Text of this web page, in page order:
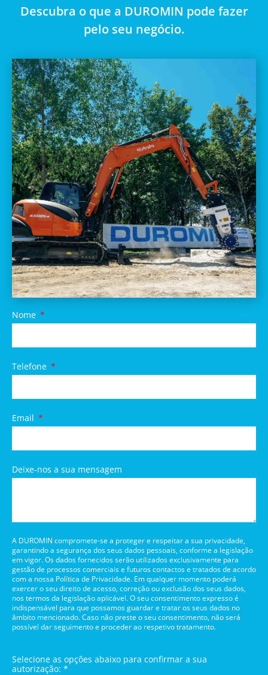
Descubra o que a DUROMIN pode fazer
pelo seu negócio.
Nome
Telefone
Email
Deixe-nos a sua mensagem
A DUROMIN compromete-se a proteger e respeitar a sua privacidade,
garantindo a segurança dos seus dados pessoais, conforme a legislação
em vigor. Os dados fornecidos serão utilizados exclusivamente para
gestão de processos comerciais e futuros contactos e tratados de acordo
com a nossa Política de Privacidade. Em qualquer momento poderá
exercer o seu direito de acesso, correção ou exclusão dos seus dados,
nos termos da legislação aplicável. O seu consentimento expresso é
indispensável para que possamos guardar e tratar os seus dados no
âmbito mencionado. Caso não preste o seu consentimento, não será
possível dar seguimento e proceder ao respetivo tratamento.
Selecione as opções abaixo para confirmar a sua
autorização: *